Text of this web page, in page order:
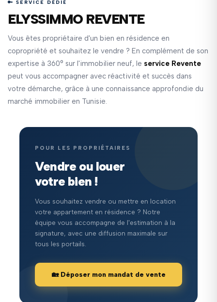
🔑 SERVICE DÉDIÉ
ELYSSIMMO REVENTE
Vous êtes propriétaire d'un bien en résidence en
copropriété et souhaitez le vendre ? En complément de son
expertise à 360° sur l'immobilier neuf, le service Revente
peut vous accompagner avec réactivité et succès dans
votre démarche, grâce à une connaissance approfondie du
marché immobilier en Tunisie.
POUR LES PROPRIÉTAIRES
Vendre ou louer
votre bien !
Vous souhaitez vendre ou mettre en location
votre appartement en résidence ? Notre
équipe vous accompagne de l'estimation à la
signature, avec une diffusion maximale sur
tous les portails.
🏡 Déposer mon mandat de vente